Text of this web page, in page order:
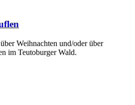
Weihnachten und/oder über
im Teutoburger Wald.